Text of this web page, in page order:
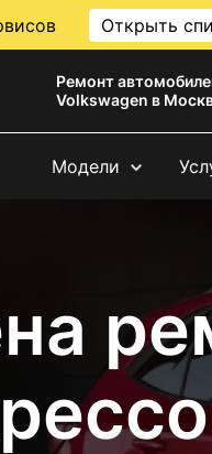
Открыть
Ремонт
Volkswagen в
Модели